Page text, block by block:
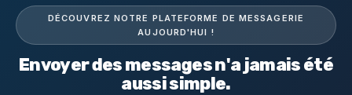
DÉCOUVREZ NOTRE PLATEFORME DE MESSAGERIE
AUJOURD'HUI !
Envoyer des messages n'a jamais été
aussi simple.